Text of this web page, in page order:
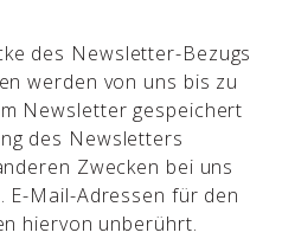
des Newsletter-Bezugs
werden von uns bis zu
Newsletter gespeichert
des Newsletters
Zwecken bei uns
E-Mail-Adressen für den
hiervon unberührt.